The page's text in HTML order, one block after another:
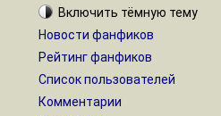
Включить тёмную тему
Новости фанфиков
Рейтинг фанфиков
Список пользователей
Комментарии